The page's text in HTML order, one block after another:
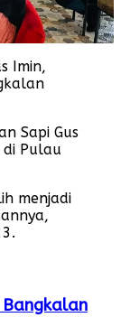
Imin,
Sapi Gus
Pulau
menjadi
Bangkalan